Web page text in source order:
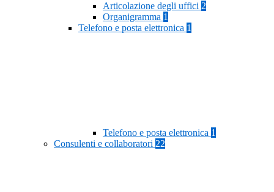
Articolazione degli uffici 2
Organigramma 1
Telefono e posta elettronica 1
Telefono e posta elettronica 1
Consulenti e collaboratori 22